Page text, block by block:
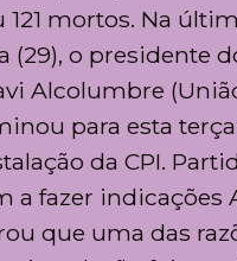
mortos. Na
(29), o presidente
Alcolumbre
para esta
da CPI.
a fazer indicações
que uma das